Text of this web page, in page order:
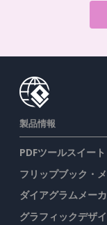
製品情報
PDFツールスイート
フリップブック・
ダイアグラムメー
グラフィックデザ